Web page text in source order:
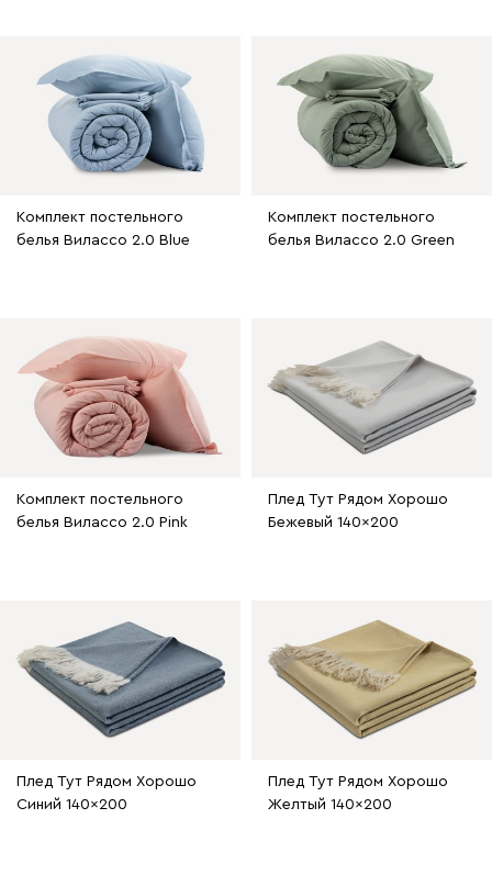
Комплект постельного
белья Вилассо 2.0 Blue
Комплект постельного
белья Вилассо 2.0 Green
Комплект постельного
белья Вилассо 2.0 Pink
Плед Тут Рядом Хорошо
Бежевый 140x200
Плед Тут Рядом Хорошо
Синий 140x200
Плед Тут Рядом Хорошо
Желтый 140x200